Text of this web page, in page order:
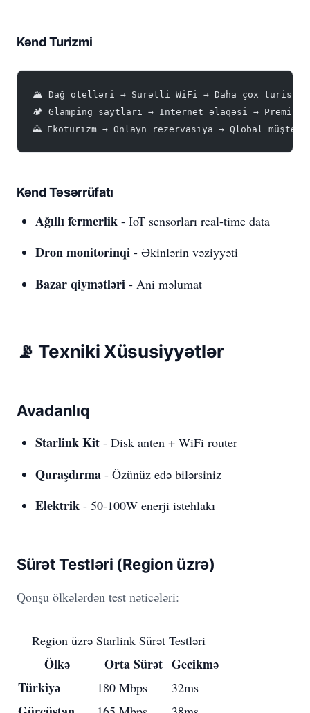
Kənd Turizmi
🏔️ Dağ otelləri → Sürətli WiFi → Daha çox turist
🏕️ Glamping saytları → İnternet əlaqəsi → Premium
🌄 Ekoturizm → Onlayn rezervasiya → Qlobal müştəri
Kənd Təsərrüfatı
Ağıllı fermerlik - IoT sensorları real-time data
Dron monitorinqi - Əkinlərin vəziyyəti
Bazar qiymətləri - Ani məlumat
📡 Texniki Xüsusiyyətlər
Avadanlıq
Starlink Kit - Disk anten + WiFi router
Quraşdırma - Özünüz edə bilərsiniz
Elektrik - 50-100W enerji istehlakı
Sürət Testləri (Region üzrə)
Qonşu ölkələrdən test nəticələri:
Region üzrə Starlink Sürət Testləri
Ölkə Orta Sürət Gecikmə
Türkiyə
180 Mbps 32ms